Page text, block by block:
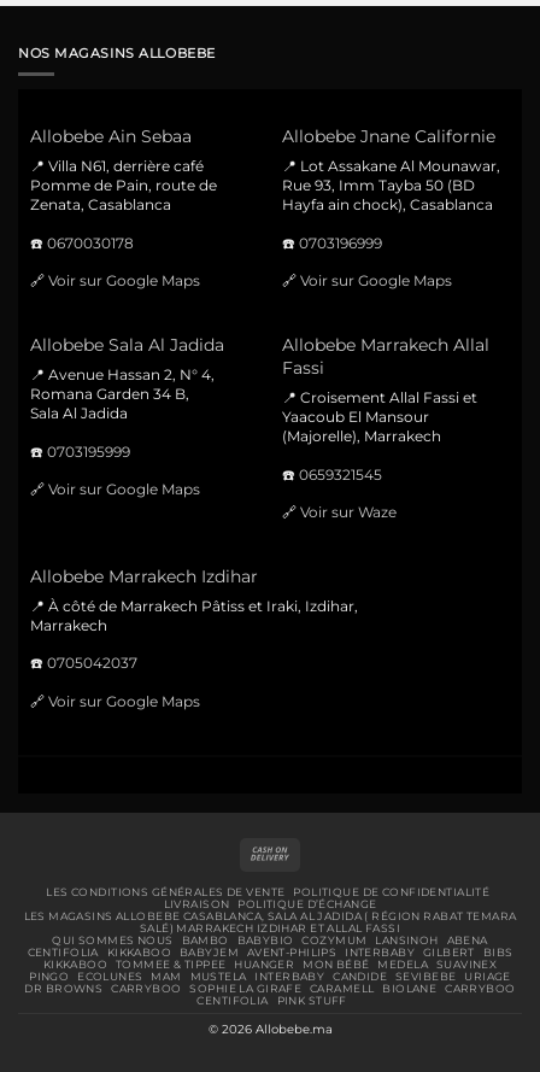
NOS MAGASINS ALLOBEBE
Allobebe Ain Sebaa
📍 Villa N61, derrière café
Pomme de Pain, route de
Zenata, Casablanca
☎️ 0670030178
🔗 Voir sur Google Maps
Allobebe Jnane Californie
📍 Lot Assakane Al Mounawar,
Rue 93, Imm Tayba 50 (BD
Hayfa ain chock), Casablanca
☎️ 0703196999
🔗 Voir sur Google Maps
Allobebe Sala Al Jadida
📍 Avenue Hassan 2, N° 4,
Romana Garden 34 B,
Sala Al Jadida
☎️ 0703195999
🔗 Voir sur Google Maps
Allobebe Marrakech Allal
Fassi
📍 Croisement Allal Fassi et
Yaacoub El Mansour
(Majorelle), Marrakech
☎️ 0659321545
🔗 Voir sur Waze
Allobebe Marrakech Izdihar
📍 À côté de Marrakech Pâtiss et Iraki, Izdihar,
Marrakech
☎️ 0705042037
🔗 Voir sur Google Maps
Delivery
LES CONDITIONS GÉNÉRALES DE VENTE
POLITIQUE DE CONFIDENTIALITÉ
LIVRAISON
POLITIQUE D’ÉCHANGE
LES MAGASINS ALLOBEBE CASABLANCA, SALA AL JADIDA ( RÉGION RABAT TEMARA
SALÉ) MARRAKECH IZDIHAR ET ALLAL FASSI
QUI SOMMES NOUS
BAMBO BABYBIO COZYMUM LANSINOH
ABENA
CENTIFOLIA
KIKKABOO BABYJEM AVENT-PHILIPS INTERBABY GILBERT
BIBS
KIKKABOO
TOMMEE & TIPPEE HUANGER MON BÉBÉ MEDELA
SUAVINEX
PINGO
ECOLUNES MAM MUSTELA INTERBABY CANDIDE SEVIBEBE
URIAGE
DR BROWNS
CARRYBOO SOPHIE LA GIRAFE CARAMELL BIOLANE
CARRYBOO
CENTIFOLIA
PINK STUFF
© 2026 Allobebe.ma